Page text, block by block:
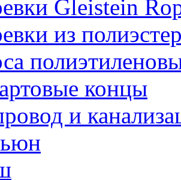
Gleistein
из
концы
и